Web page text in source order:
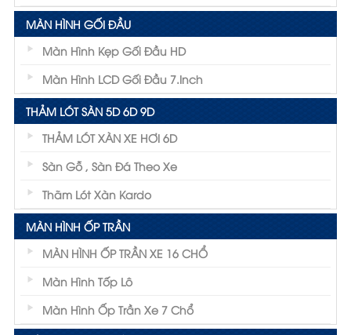
MÀN HÌNH GỐI ĐẦU
Màn Hình Kẹp Gối Đầu HD
Màn Hình LCD Gối Đầu 7.inch
THẢM LÓT SÀN 5D 6D 9D
THẢM LÓT XÀN XE HƠI 6D
Sàn Gỗ , Sàn Đá Theo Xe
Thãm Lót Xàn Kardo
MÀN HÌNH ỐP TRẦN
MÀN HÌNH ỐP TRẦN XE 16 CHỔ
Màn Hình Tốp Lô
Màn Hình Ốp Trần Xe 7 Chổ